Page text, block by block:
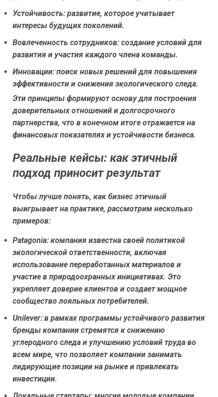
Устойчивость: развитие, которое учитывает
интересы будущих поколений.
Вовлеченность сотрудников: создание условий для
развития и участия каждого члена команды.
Инновации: поиск новых решений для повышения
эффективности и снижения экологического следа.
Эти принципы формируют основу для построения
доверительных отношений и долгосрочного
партнерства, что в конечном итоге отражается на
финансовых показателях и устойчивости бизнеса.
Реальные кейсы: как этичный
подход приносит результат
Чтобы лучше понять, как бизнес этичный
выигрывает на практике, рассмотрим несколько
примеров:
Patagonia: компания известна своей политикой
экологической ответственности, включая
использование переработанных материалов и
участие в природоохранных инициативах. Это
укрепляет доверие клиентов и создает мощное
сообщество лояльных потребителей.
Unilever: в рамках программы устойчивого развития
бренды компании стремятся к снижению
углеродного следа и улучшению условий труда во
всем мире, что позволяет компании занимать
лидирующие позиции на рынке и привлекать
инвестиции.